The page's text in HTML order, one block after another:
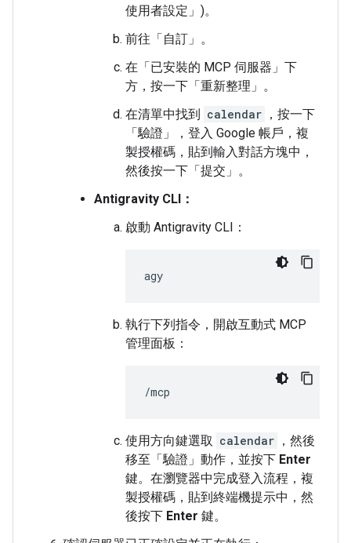
使用者設定」 )。
前往「自訂」 。
在「已安裝的 MCP 伺服器」 下
方，按一下「重新整理」 。
在清單中找到 calendar ，按一下
「驗證」
，登入 Google 帳戶，複
製授權碼，貼到輸入對話方塊中，
然後按一下「提交」 。
Antigravity CLI：
啟動 Antigravity CLI：
執行下列指令，開啟互動式 MCP
管理面板：
使用方向鍵選取 calendar ，然後
移至「驗證」 動作，並按下 Enter
鍵。在瀏覽器中完成登入流程，複
製授權碼，貼到終端機提示中，然
後按下 Enter 鍵。